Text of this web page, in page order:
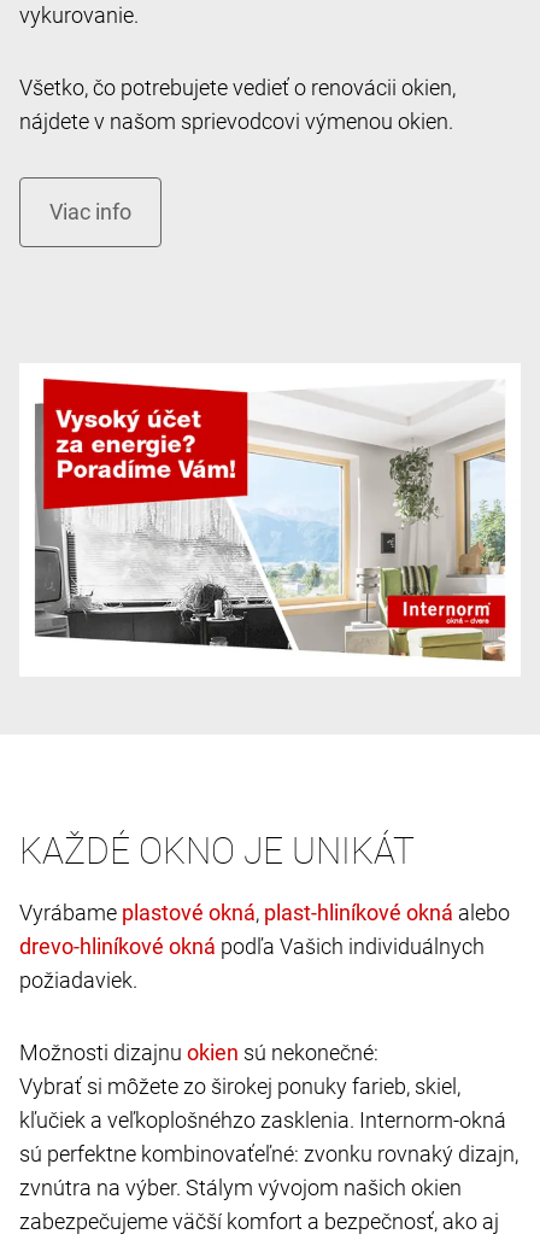
vykurovanie.
Všetko, čo potrebujete vedieť o renovácii okien,
nájdete v našom sprievodcovi výmenou okien.
KAŽDÉ OKNO JE UNIKÁT
Vyrábame ,
alebo
podľa Vašich individuálnych
požiadaviek.
Možnosti dizajnu
sú nekonečné:
Vybrať si môžete zo širokej ponuky farieb, skiel,
kľučiek a veľkoplošnéhzo zasklenia. Internorm-okná
sú perfektne kombinovaťeľné: zvonku rovnaký dizajn,
zvnútra na výber. Stálym vývojom našich okien
zabezpečujeme väčší komfort a bezpečnosť, ako aj